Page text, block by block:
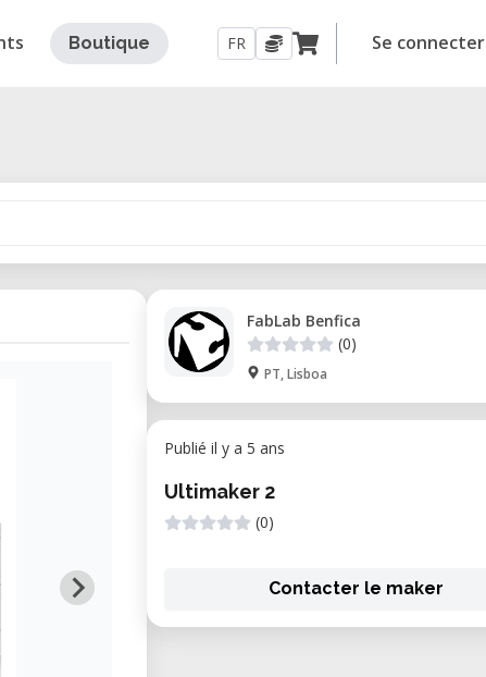
Boutique FR Se connecter
FabLab Benfica
(0)
PT, Lisboa
Publié il y a 5 ans
Ultimaker 2
(0)
Contacter le maker